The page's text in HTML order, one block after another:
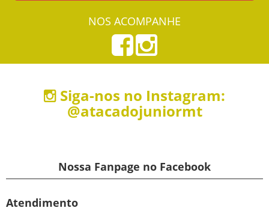
NOS ACOMPANHE
Siga-nos no Instagram:
@atacadojuniormt
Nossa Fanpage no Facebook
Atendimento